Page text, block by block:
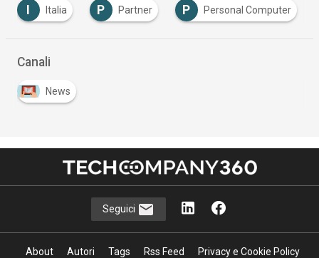
I Italia P Partner P Personal Computer
Canali
News
Seguici
About Autori Tags Rss Feed
Privacy e Cookie Policy